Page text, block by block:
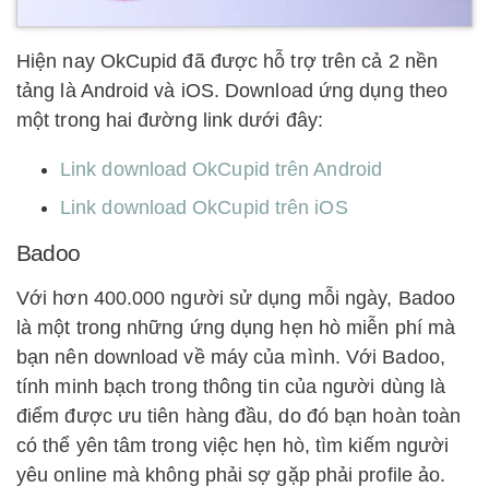
Hiện nay OkCupid đã được hỗ trợ trên cả 2 nền
tảng là Android và iOS. Download ứng dụng theo
một trong hai đường link dưới đây:
Link download OkCupid trên Android
Link download OkCupid trên iOS
Badoo
Với hơn 400.000 người sử dụng mỗi ngày, Badoo
là một trong những ứng dụng hẹn hò miễn phí mà
bạn nên download về máy của mình. Với Badoo,
tính minh bạch trong thông tin của người dùng là
điểm được ưu tiên hàng đầu, do đó bạn hoàn toàn
có thể yên tâm trong việc hẹn hò, tìm kiếm người
yêu online mà không phải sợ gặp phải profile ảo.